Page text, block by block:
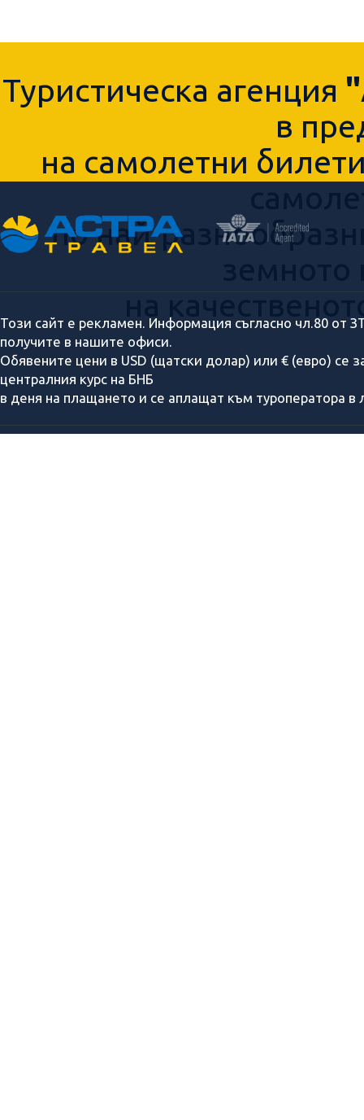
Туристическа агенция
в
на самолетни
по най-
на
Този сайт е рекламен. Информация съгласно чл.80 от
получите в нашите офиси.
Обявените цени в USD (щатски долар) или € (евро) се
централния курс на БНБ
в деня на плащането и се аплащат към туроператора в